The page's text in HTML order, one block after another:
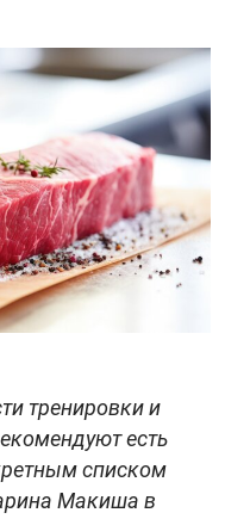
тренировки и
есть
списком
Макиша в